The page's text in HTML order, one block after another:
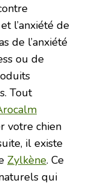
l’anxiété de
de l’anxiété
ou de
Tout
votre chien
il existe
Zylkène. Ce
qui